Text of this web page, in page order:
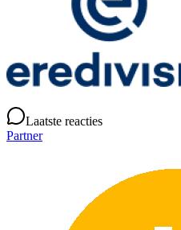
Laatste reacties
Partner